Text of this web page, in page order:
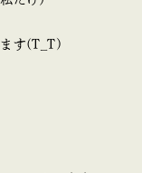
す(T_T)